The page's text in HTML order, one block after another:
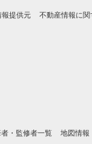
報提供元 不動産情報に
・監修者一覧 地図情報